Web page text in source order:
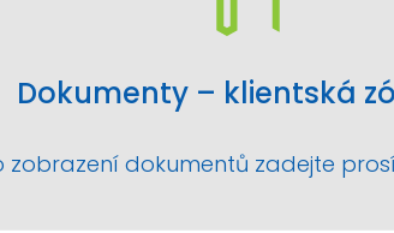
Dokumenty – klientská
zobrazení dokumentů zadejte